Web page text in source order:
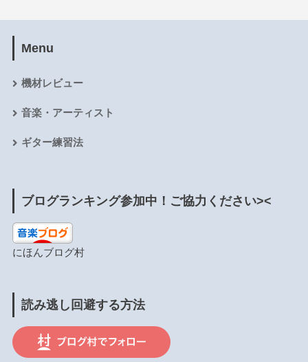
Menu
機材レビュー
音楽・アーティスト
ギター練習法
ブログランキング参加中！ご協力ください><
にほんブログ村
読み逃し回避する方法